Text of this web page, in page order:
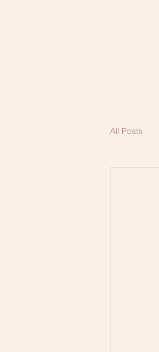
All Posts